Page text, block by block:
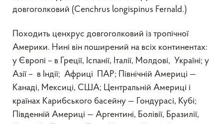
довгоголковий (Cenchrus longispinus Fernald.)
Походить ценхрус довгоголковий із тропічної
Америки. Нині він поширений на всіх континентах:
у Європі – в Греції, Іспанії, Італії, Молдові, Україні; у
Азії – в Індії; Африці ПАР; Північній Америці —
Канаді, Мексиці, США; Центральній Америці і
країнах Карибського басейну — Гондурасі, Кубі;
Південній Америці — Аргентині, Болівії, Бразилії,